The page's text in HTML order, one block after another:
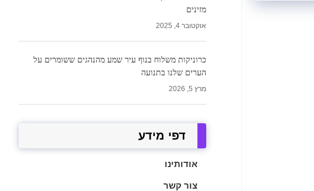
מזינים
אוקטובר 4, 2025
כרוניקות משלוח בנוף עיר שמע מהנהגים ששומרים על
הערים שלנו בתנועה
מרץ 5, 2026
דפי מידע
אודותינו
צור קשר